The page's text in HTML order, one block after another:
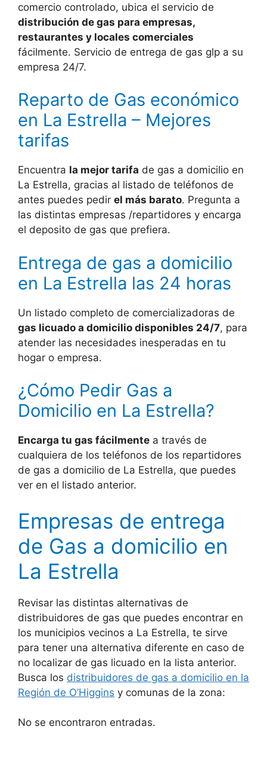
comercio controlado, ubica el servicio de
distribución de gas para empresas,
restaurantes y locales comerciales
fácilmente. Servicio de entrega de gas glp a su
empresa 24/7.
Reparto de Gas económico
en La Estrella – Mejores
tarifas
Encuentra la mejor tarifa de gas a domicilio en
La Estrella, gracias al listado de teléfonos de
antes puedes pedir el más barato. Pregunta a
las distintas empresas /repartidores y encarga
el deposito de gas que prefiera.
Entrega de gas a domicilio
en La Estrella las 24 horas
Un listado completo de comercializadoras de
gas licuado a domicilio disponibles 24/7, para
atender las necesidades inesperadas en tu
hogar o empresa.
¿Cómo Pedir Gas a
Domicilio en La Estrella?
Encarga tu gas fácilmente a través de
cualquiera de los teléfonos de los repartidores
de gas a domicilio de La Estrella, que puedes
ver en el listado anterior.
Empresas de entrega
de Gas a domicilio en
La Estrella
Revisar las distintas alternativas de
distribuidores de gas que puedes encontrar en
los municipios vecinos a La Estrella, te sirve
para tener una alternativa diferente en caso de
no localizar de gas licuado en la lista anterior.
Busca los distribuidores de gas a domicilio en la
Región de O’Higgins y comunas de la zona:
No se encontraron entradas.